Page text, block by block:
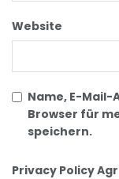
Website
Name, E-Mail-
Browser für
speichern.
Privacy Policy